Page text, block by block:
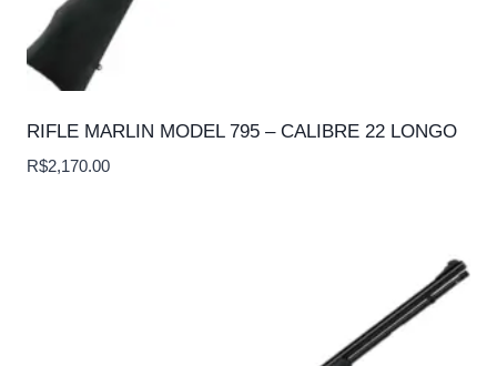
RIFLE MARLIN MODEL 795 – CALIBRE 22 LONGO
R$2,170.00